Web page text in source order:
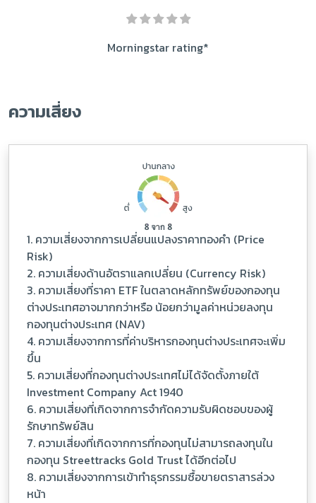
Morningstar rating*
ความเสี่ยง
1. ความเสี่ยงจากการเปลี่ยนแปลงราคาทองคำ (Price
Risk)
2. ความเสี่ยงด้านอัตราแลกเปลี่ยน (Currency Risk)
3. ความเสี่ยงที่ราคา ETF ในตลาดหลักทรัพย์ของกองทุน
ต่างประเทศอาจมากกว่าหรือ น้อยกว่ามูลค่าหน่วยลงทุน
กองทุนต่างประเทศ (NAV)
4. ความเสี่ยงจากการที่ค่าบริหารกองทุนต่างประเทศจะเพิ่ม
ขึ้น
5. ความเสี่ยงที่กองทุนต่างประเทศไม่ได้จัดตั้งภายใต้
Investment Company Act 1940
6. ความเสี่ยงที่เกิดจากการจำกัดความรับผิดชอบของผู้
รักษาทรัพย์สิน
7. ความเสี่ยงที่เกิดจากการที่กองทุนไม่สามารถลงทุนใน
กองทุน Streettracks Gold Trust ได้อีกต่อไป
8. ความเสี่ยงจากการเข้าทำธุรกรรมซื้อขายตราสารล่วง
หน้า